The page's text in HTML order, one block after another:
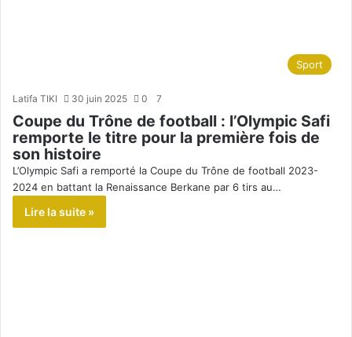
Sport
Latifa TIKI 30 juin 2025 0 7
Coupe du Trône de football : l’Olympic Safi
remporte le titre pour la première fois de
son histoire
L’Olympic Safi a remporté la Coupe du Trône de football 2023-
2024 en battant la Renaissance Berkane par 6 tirs au…
Lire la suite »